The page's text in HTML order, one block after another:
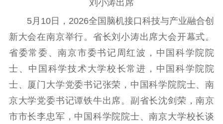
理论武装
理论学习 宣传宣讲 研究阐释
哲学社科
社科强省 工作通知
成果集萃
江苏文脉
资料下载
刘小涛出席
5月10日，2026全国脑机接口科技与产业融合创
新大会在南京举行。省长刘小涛出席大会开幕式。
省委常委、南京市委书记周红波，中国科学院院
士、中国科学技术大学校长常进，中国科学院院
士、厦门大学党委书记张荣，中国科学院院士、南
京大学党委书记谭铁牛出席。副省长沈剑荣，南京
市市长李忠军，中国科学院院士、南京大学校长谈